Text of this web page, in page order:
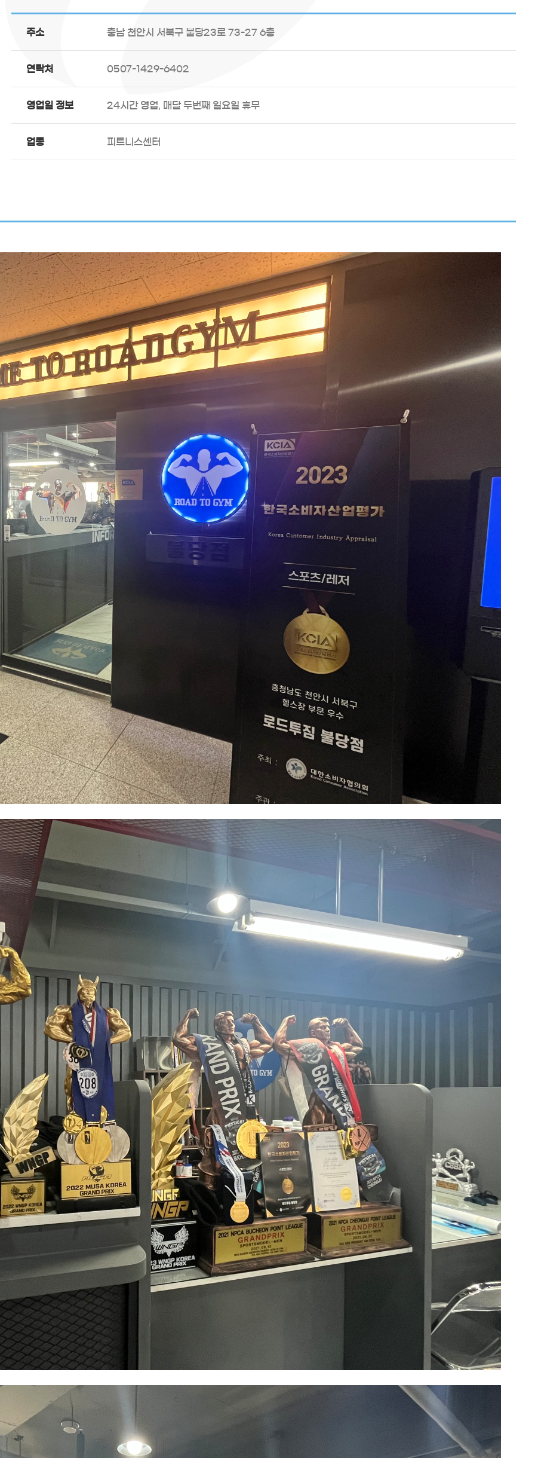
주소 충남 천안시 서북구 불당23로 73-27 6층
연락처 0507-1429-6402
영업일 정보 24시간 영업, 매달 두번째 일요일 휴무
업종 피트니스센터